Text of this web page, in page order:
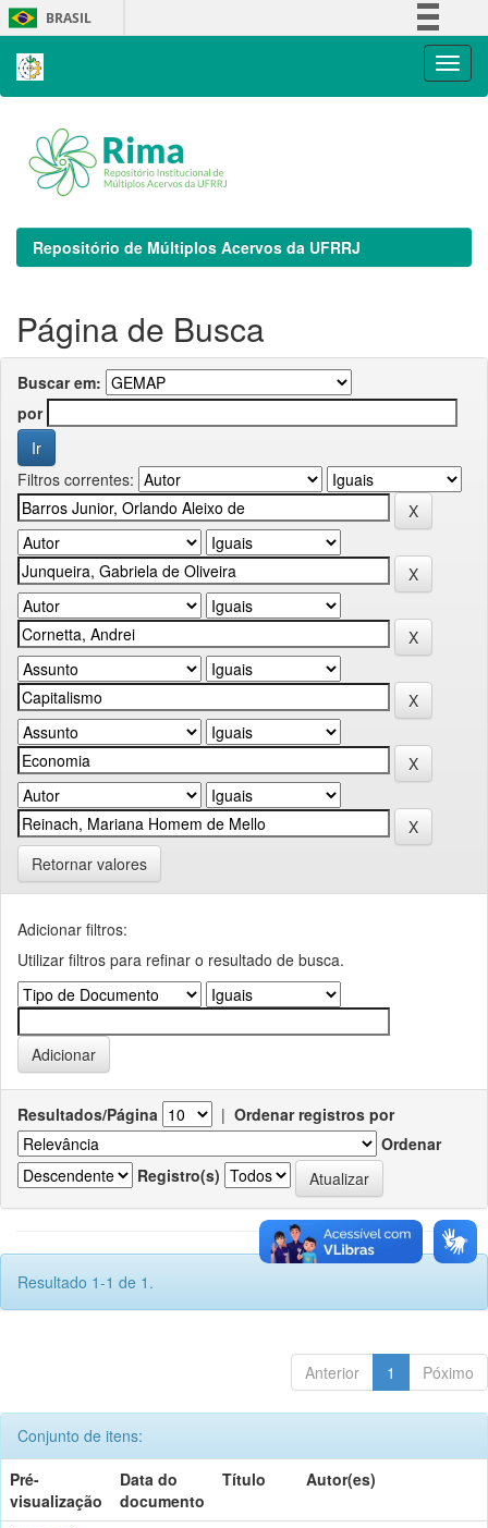
Skip
navigation
BRASIL
Repositório de Múltiplos Acervos da UFRRJ
Página de Busca
Buscar em:
por
Filtros correntes:
Retornar valores
Adicionar filtros:
Utilizar filtros para refinar o resultado de busca.
Resultados/Página | Ordenar registros por
Ordenar
Registro(s)
Resultado 1-1 de 1.
Anterior 1 Póximo
Conjunto de itens:
Pré-
visualização
Data do
documento
Título Autor(es)